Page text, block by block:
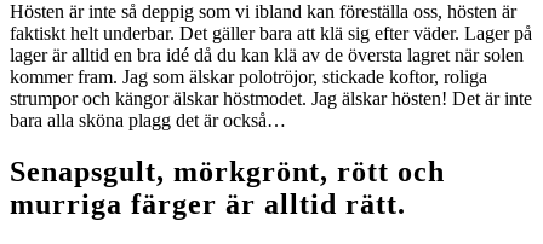
Hösten är inte så deppig som vi ibland kan föreställa oss, hösten är
faktiskt helt underbar. Det gäller bara att klä sig efter väder. Lager på
lager är alltid en bra idé då du kan klä av de översta lagret när solen
kommer fram. Jag som älskar polotröjor, stickade koftor, roliga
strumpor och kängor älskar höstmodet. Jag älskar hösten! Det är inte
bara alla sköna plagg det är också…
Senapsgult, mörkgrönt, rött och
murriga färger är alltid rätt.